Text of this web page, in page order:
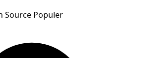
Source Populer